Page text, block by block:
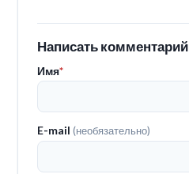
Написать комментарий
Имя*
E-mail(необязательно)